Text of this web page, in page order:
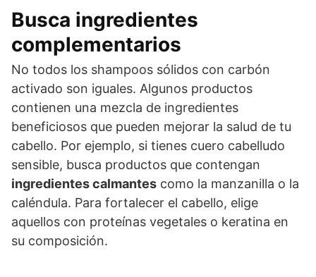
Busca ingredientes
complementarios
No todos los shampoos sólidos con carbón
activado son iguales. Algunos productos
contienen una mezcla de ingredientes
beneficiosos que pueden mejorar la salud de tu
cabello. Por ejemplo, si tienes cuero cabelludo
sensible, busca productos que contengan
ingredientes calmantes como la manzanilla o la
caléndula. Para fortalecer el cabello, elige
aquellos con proteínas vegetales o keratina en
su composición.